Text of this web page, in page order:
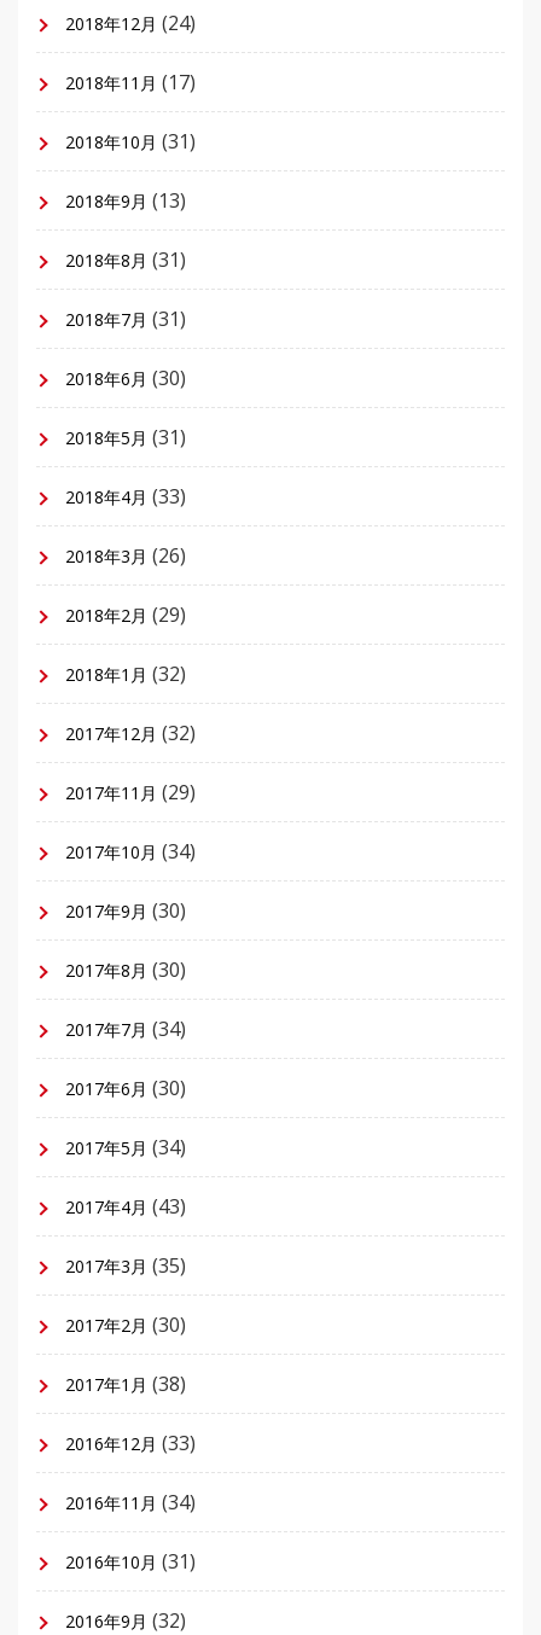
2018年12月 (24)
2018年11月 (17)
2018年10月 (31)
2018年9月 (13)
2018年8月 (31)
2018年7月 (31)
2018年6月 (30)
2018年5月 (31)
2018年4月 (33)
2018年3月 (26)
2018年2月 (29)
2018年1月 (32)
2017年12月 (32)
2017年11月 (29)
2017年10月 (34)
2017年9月 (30)
2017年8月 (30)
2017年7月 (34)
2017年6月 (30)
2017年5月 (34)
2017年4月 (43)
2017年3月 (35)
2017年2月 (30)
2017年1月 (38)
2016年12月 (33)
2016年11月 (34)
2016年10月 (31)
2016年9月 (32)